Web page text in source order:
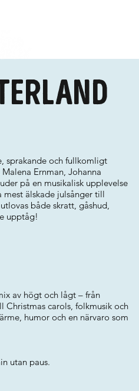
sprakande och fullkomligt
Ernman, Johanna
på en musikalisk upplevelse
mest älskade julsånger till
både skratt, gåshud,
upptåg!
av högt och lågt – från
Christmas carols, folkmusik och
humor och en närvaro som
utan paus.